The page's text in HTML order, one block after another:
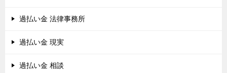
過払い金 法律事務所
過払い金 現実
過払い金 相談